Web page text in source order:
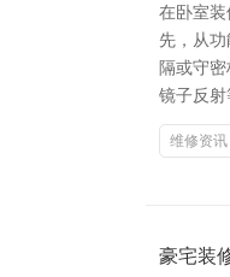
在卧室
先，从
隔或守
镜子反
维修资讯
豪宅装